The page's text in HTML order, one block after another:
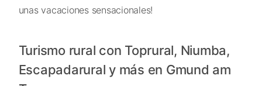
unas vacaciones sensacionales!
Turismo rural con Toprural, Niumba,
Escapadarural y más en Gmund am